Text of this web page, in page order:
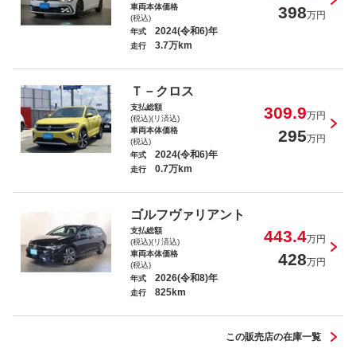
車両本体価格
(税込)
398万円
年式 2024(令和6)年
走行 3.7万km
Ｔ－クロス
支払総額
(税込)(リ済込)
309.9万円
車両本体価格
(税込)
295万円
年式 2024(令和6)年
走行 0.7万km
ゴルフヴァリアント
支払総額
(税込)(リ済込)
443.4万円
車両本体価格
(税込)
428万円
年式 2026(令和8)年
走行 825km
この販売店の在庫一覧